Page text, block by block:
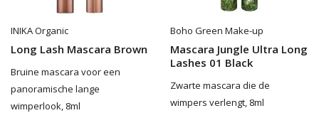
INIKA Organic
Long Lash Mascara Brown
Bruine mascara voor een
panoramische lange
wimperlook, 8ml
Boho Green Make-up
Mascara Jungle Ultra Long
Lashes 01 Black
Zwarte mascara die de
wimpers verlengt, 8ml